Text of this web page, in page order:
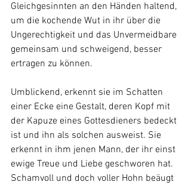
Gleichgesinnten an den Händen haltend,
um die kochende Wut in ihr über die
Ungerechtigkeit und das Unvermeidbare
gemeinsam und schweigend, besser
ertragen zu können.
Umblickend, erkennt sie im Schatten
einer Ecke eine Gestalt, deren Kopf mit
der Kapuze eines Gottesdieners bedeckt
ist und ihn als solchen ausweist. Sie
erkennt in ihm jenen Mann, der ihr einst
ewige Treue und Liebe geschworen hat.
Schamvoll und doch voller Hohn beäugt